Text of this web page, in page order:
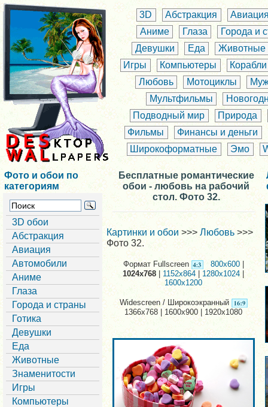
3D Абстракция
Аниме
Глаза
Города и
Девушки
Еда
Животные
Игры
Компьютеры
Корабли
Любовь
Мотоциклы
Мультфильмы
Подводный мир
Природа
Фильмы
Финансы и деньги
Широкоформатные
Эмо
Фото и обои по
категориям
3D обои
Абстракция
Авиация
Автомобили
Аниме
Глаза
Города и страны
Готика
Девушки
Еда
Животные
Знаменитости
Игры
Компьютеры
Бесплатные романтические
обои - любовь на рабочий
стол. Фото 32.
Картинки и обои >>> Любовь >>>
Фото 32.
Формат Fullscreen 800x600
1024x768
1152x864| 1280x1024
1600x1200
Widescreen / Широкоэкранный
1366x768 | 1600x900 | 1920x1080